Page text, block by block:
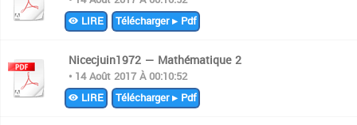
LIRE Télécharger ▸ Pdf
Nicecjuin1972 — Mathématique 2
• 14 Août 2017 À 00:10:52
LIRE Télécharger ▸ Pdf